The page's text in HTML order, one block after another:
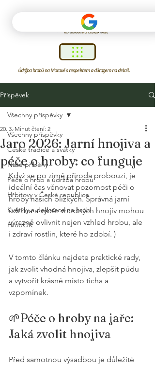
Údržba hrobů na Moravě s respektem a důrazem na detail.
Příspěvek
Všechny příspěvky
České tradice a svátky
Naše příběhy
Péče o hrob a údržba hrobu
Hřbitovy v České republice
Květiny a dekorace na hrob
HrobOK
Všechny příspěvky
Jaro 2026: Jarní hnojiva a
péče o hroby: co funguje
20. 3. Minut čtení: 2
Když se po zimě příroda probouzí, je
ideální čas věnovat pozornost péči o
hroby našich blízkých. Správná jarní
údržba a výběr vhodných hnojiv mohou
výrazně ovlivnit nejen vzhled hrobu, ale
i zdraví rostlin, které ho zdobí. )
V tomto článku najdete praktické rady,
jak zvolit vhodná hnojiva, zlepšit půdu
a vytvořit krásné místo ticha a
vzpomínek.
🌱Péče o hroby na jaře:
Jaká zvolit hnojiva
Před samotnou výsadbou je důležité